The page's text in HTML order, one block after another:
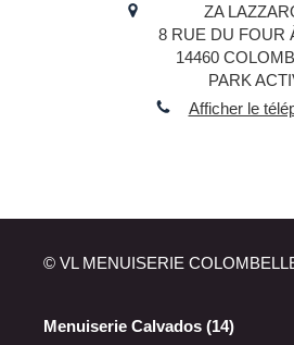
ZA
8 RUE DU FOUR
14460
PARK
Afficher le
© VL MENUISERIE
Menuiserie Calvados (14)